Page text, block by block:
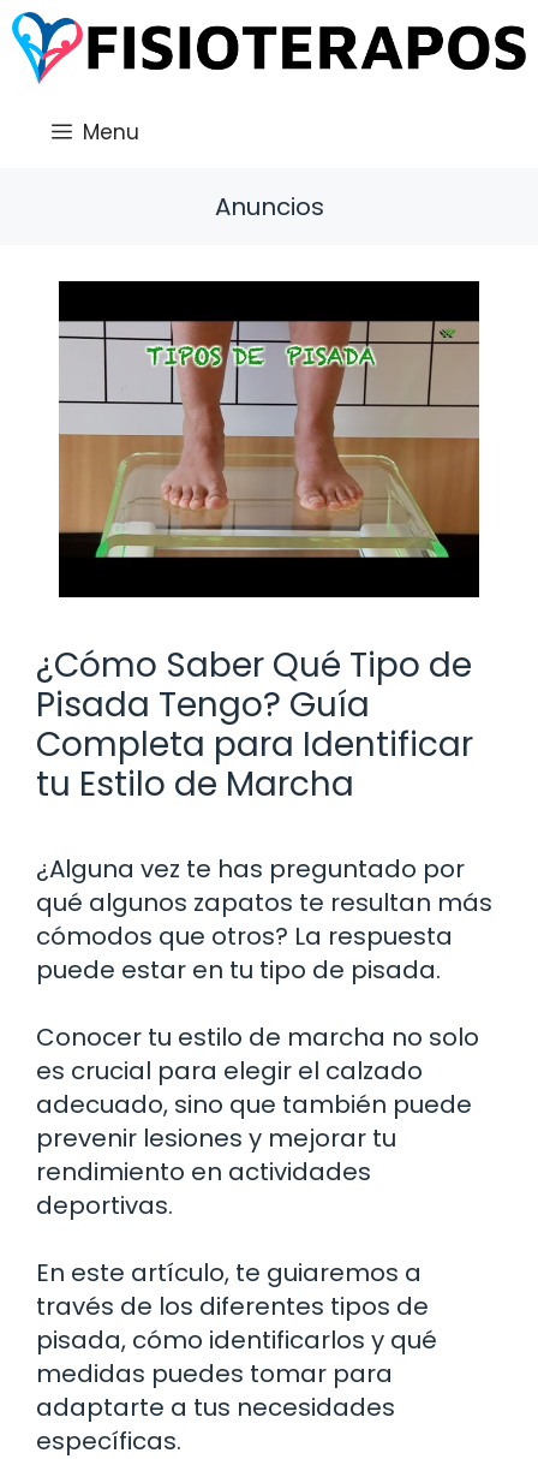
Saltar
al
contenido
Menu
Anuncios
¿Cómo Saber Qué Tipo de
Pisada Tengo? Guía
Completa para Identificar
tu Estilo de Marcha
¿Alguna vez te has preguntado por
qué algunos zapatos te resultan más
cómodos que otros? La respuesta
puede estar en tu tipo de pisada.
Conocer tu estilo de marcha no solo
es crucial para elegir el calzado
adecuado, sino que también puede
prevenir lesiones y mejorar tu
rendimiento en actividades
deportivas.
En este artículo, te guiaremos a
través de los diferentes tipos de
pisada, cómo identificarlos y qué
medidas puedes tomar para
adaptarte a tus necesidades
específicas.